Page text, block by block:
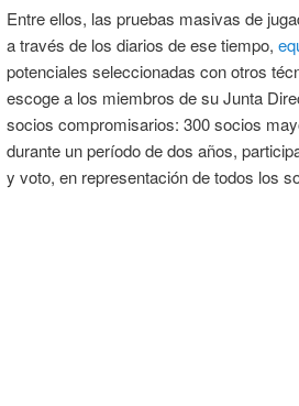
Entre ellos, las pruebas masivas de
a través de los diarios de ese tiempo,
potenciales seleccionadas con otros
escoge a los miembros de su Junta
socios compromisarios: 300 socios
durante un período de dos años,
y voto, en representación de todos los